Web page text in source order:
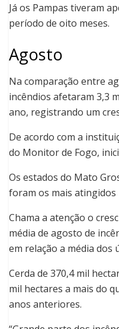
Já os Pampas tiveram
período de oito meses.
Agosto
Na comparação entre
incêndios afetaram 3,3
ano, registrando um
De acordo com a
do Monitor de Fogo,
Os estados do Mato
foram os mais atingidos
Chama a atenção o
média de agosto de
em relação a média dos
Cerda de 370,4 mil
mil hectares a mais do
anos anteriores.